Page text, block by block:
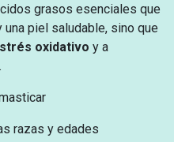
grasos esenciales que
piel saludable, sino que
oxidativo y a
.
razas y edades